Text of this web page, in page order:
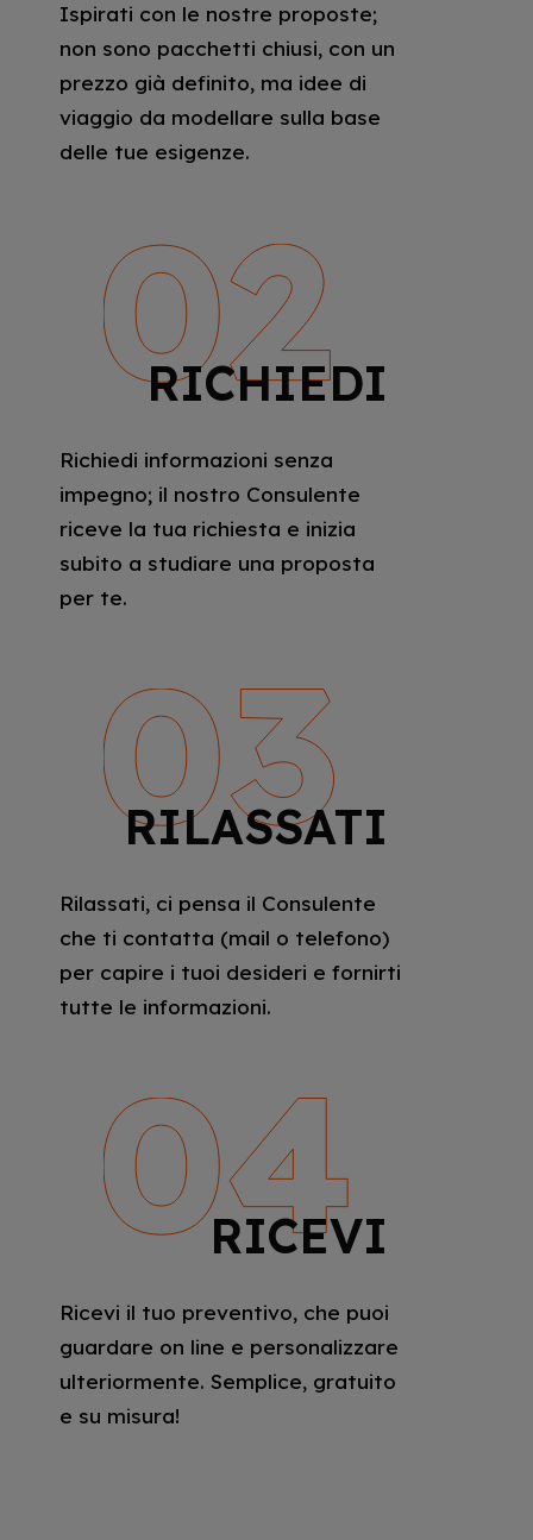
Ispirati con le nostre proposte;
non sono pacchetti chiusi, con un
prezzo già definito, ma idee di
viaggio da modellare sulla base
delle tue esigenze.
RICHIEDI
Richiedi informazioni senza
impegno; il nostro Consulente
riceve la tua richiesta e inizia
subito a studiare una proposta
per te.
RILASSATI
Rilassati, ci pensa il Consulente
che ti contatta (mail o telefono)
per capire i tuoi desideri e fornirti
tutte le informazioni.
RICEVI
Ricevi il tuo preventivo, che puoi
guardare on line e personalizzare
ulteriormente. Semplice, gratuito
e su misura!